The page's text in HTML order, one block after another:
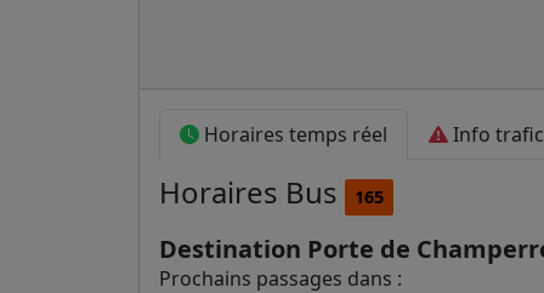
Horaires temps réel Info trafic
Horaires Bus 165
Destination Porte de
Prochains passages dans :